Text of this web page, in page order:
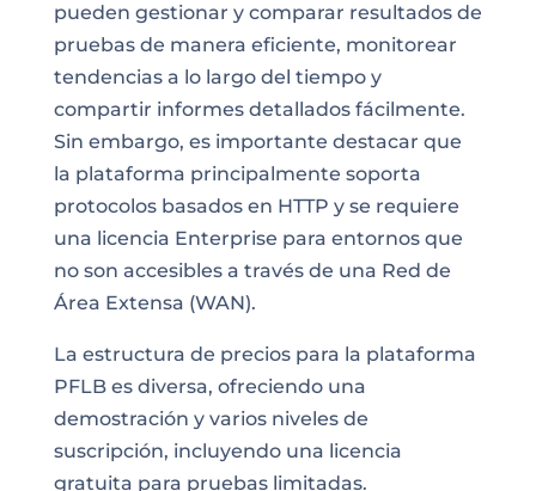
pueden gestionar y comparar resultados de
pruebas de manera eficiente, monitorear
tendencias a lo largo del tiempo y
compartir informes detallados fácilmente.
Sin embargo, es importante destacar que
la plataforma principalmente soporta
protocolos basados en HTTP y se requiere
una licencia Enterprise para entornos que
no son accesibles a través de una Red de
Área Extensa (WAN).
La estructura de precios para la plataforma
PFLB es diversa, ofreciendo una
demostración y varios niveles de
suscripción, incluyendo una licencia
gratuita para pruebas limitadas.